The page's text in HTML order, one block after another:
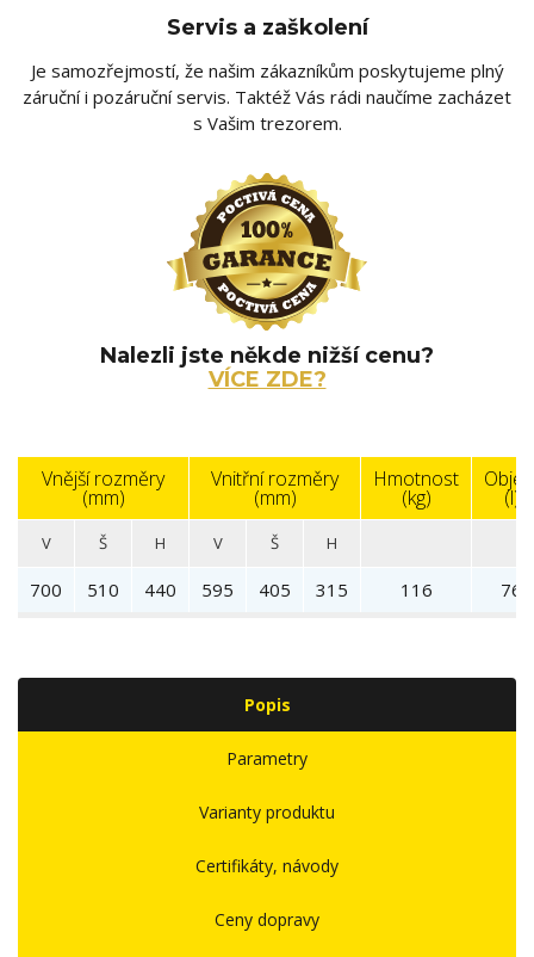
Servis a zaškolení
Je samozřejmostí, že našim zákazníkům poskytujeme plný
záruční i pozáruční servis. Taktéž Vás rádi naučíme zacházet
s Vašim trezorem.
Nalezli jste někde nižší cenu?
VÍCE ZDE?
Vnější rozměry
(mm)
Vnitřní rozměry
(mm)
Hmotnost
(kg) (l)
V Š H V Š H
700 510 440 595 405 315 116 76
Popis
Parametry
Varianty produktu
Certifikáty, návody
Ceny dopravy